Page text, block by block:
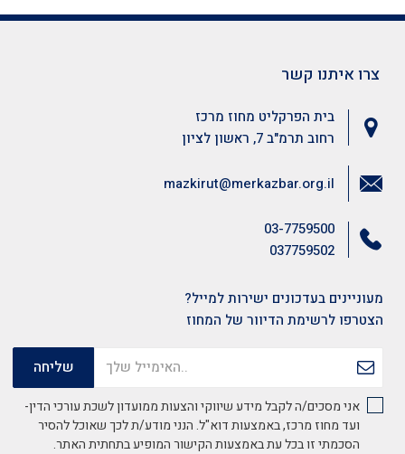
צרו איתנו קשר
בית הפרקליט מחוז מרכז
רחוב תרמ"ב 7, ראשון לציון
03-7759500
037759502
mazkirut@merkazbar.org.il
מעוניינים בעדכונים ישירות למייל?
הצטרפו לרשימת הדיוור של המחוז
אני מסכים/ה לקבל מידע שיווקי והצעות ממועדון לשכת עורכי הדין-
ועד מחוז מרכז, באמצעות דוא"ל. הנני מודע/ת לכך שאוכל להסיר
הסכמתי זו בכל עת באמצעות הקישור המופיע בתחתית האתר.